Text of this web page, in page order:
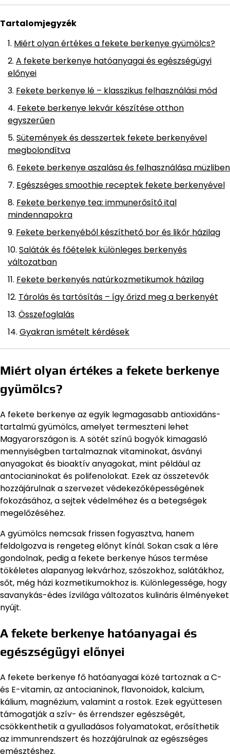
Tartalomjegyzék
Miért olyan értékes a fekete berkenye gyümölcs?
A fekete berkenye hatóanyagai és egészségügyi
előnyei
Fekete berkenye lé – klasszikus felhasználási mód
Fekete berkenye lekvár készítése otthon
egyszerűen
Sütemények és desszertek fekete berkenyével
megbolondítva
Fekete berkenye aszalása és felhasználása müzliben
Egészséges smoothie receptek fekete berkenyével
Fekete berkenye tea: immunerősítő ital
mindennapokra
Fekete berkenyéből készíthető bor és likőr házilag
Saláták és főételek különleges berkenyés
változatban
Fekete berkenyés natúrkozmetikumok házilag
Tárolás és tartósítás – így őrizd meg a berkenyét
Összefoglalás
Gyakran ismételt kérdések
Miért olyan értékes a fekete berkenye
gyümölcs?
A fekete berkenye az egyik legmagasabb antioxidáns-
tartalmú gyümölcs, amelyet termeszteni lehet
Magyarországon is. A sötét színű bogyók kimagasló
mennyiségben tartalmaznak vitaminokat, ásványi
anyagokat és bioaktív anyagokat, mint például az
antocianinokat és polifenolokat. Ezek az összetevők
hozzájárulnak a szervezet védekezőképességének
fokozásához, a sejtek védelméhez és a betegségek
megelőzéséhez.
A gyümölcs nemcsak frissen fogyasztva, hanem
feldolgozva is rengeteg előnyt kínál. Sokan csak a lére
gondolnak, pedig a fekete berkenye húsos termése
tökéletes alapanyag lekvárhoz, szószokhoz, salátákhoz,
sőt, még házi kozmetikumokhoz is. Különlegessége, hogy
savanykás-édes ízvilága változatos kulináris élményeket
nyújt.
A fekete berkenye hatóanyagai és
egészségügyi előnyei
A fekete berkenye fő hatóanyagai közé tartoznak a C-
és E-vitamin, az antocianinok, flavonoidok, kalcium,
kálium, magnézium, valamint a rostok. Ezek együttesen
támogatják a szív- és érrendszer egészségét,
csökkenthetik a gyulladásos folyamatokat, erősíthetik
az immunrendszert és hozzájárulnak az egészséges
emésztéshez.